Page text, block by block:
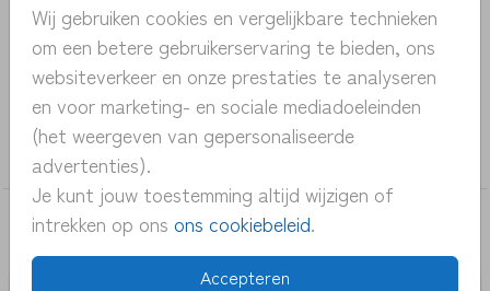
Wij gebruiken cookies en vergelijkbare technieken
om een betere gebruikerservaring te bieden, ons
websiteverkeer en onze prestaties te analyseren
en voor marketing- en sociale mediadoeleinden
(het weergeven van gepersonaliseerde
advertenties).
Je kunt jouw toestemming altijd wijzigen of
intrekken op ons ons cookiebeleid.
Accepteren
OMSCHRIJVING
rond geboortekaartje met olifant
COLLECTIE
Bijzondere-vormen
DEZE KAARTEN VIND JE MISSCHIEN OOK
LEUK